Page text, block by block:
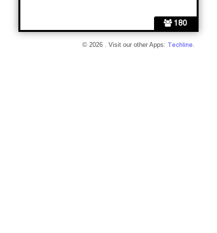
180
© 2026 . Visit our other Apps: Techline.